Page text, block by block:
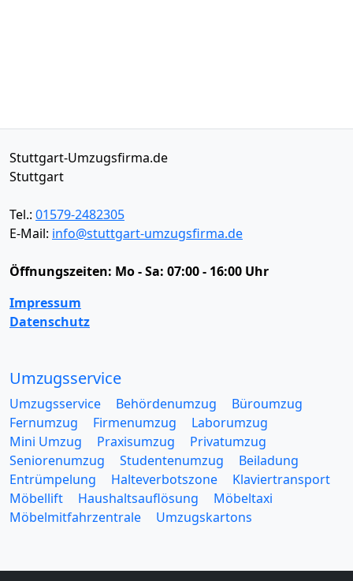
Stuttgart-Umzugsfirma.de
Stuttgart
Tel.: 01579-2482305
E-Mail: info@stuttgart-umzugsfirma.de
Öffnungszeiten: Mo - Sa: 07:00 - 16:00 Uhr
Impressum
Datenschutz
Umzugsservice
Umzugsservice Behördenumzug
Büroumzug
Fernumzug
Firmenumzug
Laborumzug
Mini Umzug
Praxisumzug
Privatumzug
Seniorenumzug
Studentenumzug
Beiladung
Entrümpelung
Halteverbotszone
Klaviertransport
Möbellift
Haushaltsauflösung
Möbeltaxi
Möbelmitfahrzentrale
Umzugskartons